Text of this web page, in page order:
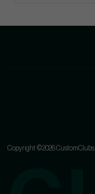
Copyright ©2026 CustomClubs